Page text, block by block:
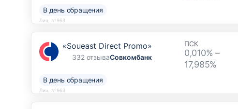
В день обращения
Лиц. №963
«Soueast Direct Promo»
332 отзываСовкомбанк
ПСК
0,010% –
17,985%
В день обращения
Лиц. №963